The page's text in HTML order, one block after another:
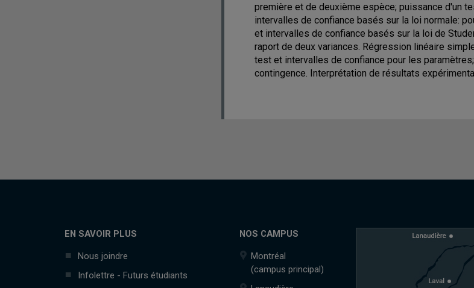
première et de deuxième espèce; puissance d'un
intervalles de confiance basés sur la loi normale:
et intervalles de confiance basés sur la loi de
raport de deux variances. Régression linéaire
test et intervalles de confiance pour les
contingence. Interprétation de résultats
EN SAVOIR PLUS
Nous joindre
Infolettre - Futurs étudiants
NOS CAMPUS
Montréal
(campus principal)